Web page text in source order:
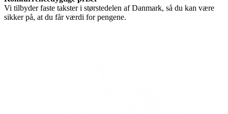
Vi tilbyder faste takster i størstedelen af Danmark, så du kan være
sikker på, at du får værdi for pengene.